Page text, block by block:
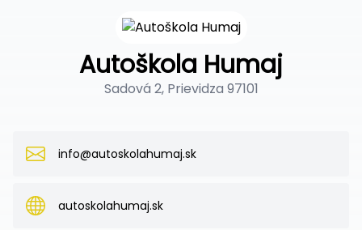
Autoškola Humaj
Sadová 2, Prievidza 97101
info@autoskolahumaj.sk
autoskolahumaj.sk